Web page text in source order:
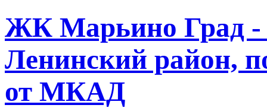
ЖК Марьино Град -
Ленинский район,
от МКАД